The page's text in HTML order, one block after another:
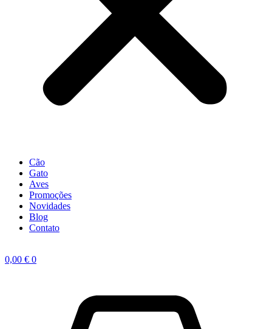
Cão
Gato
Aves
Promoções
Novidades
Blog
Contato
0,00 € 0